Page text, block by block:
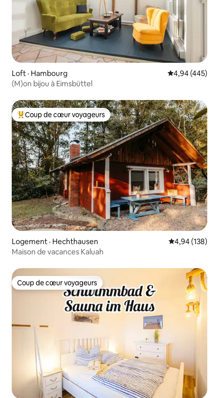
Loft · Hambourg Note
4,94 (445)
(M)on bijou à Eimsbüttel
Coup de cœur voyageurs parmi les plus aimés
Coup de cœur voyageurs
Logement · Hechthausen Note
4,94 (138)
Maison de vacances Kaluah
Coup de cœur voyageurs
Coup de cœur voyageurs